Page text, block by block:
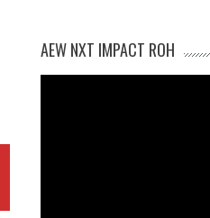
AEW NXT IMPACT ROH